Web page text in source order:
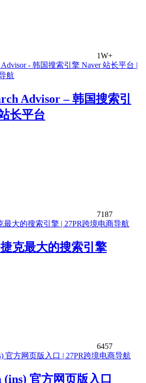
1W+
Advisor – 韩国搜索引
长平台
7187
捷克最大的搜索引擎
6457
(ins) 官方网页版入口